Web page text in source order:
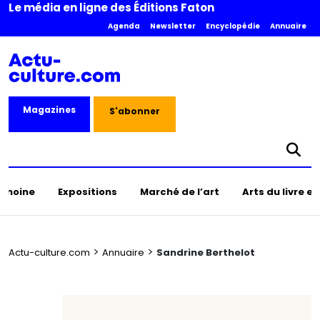
Le média en ligne des Éditions Faton
Agenda Newsletter Encyclopédie Annuaire
Magazines S'abonner
Expositions Marché de l’art Arts du livre
Actu-culture.com > Annuaire > Sandrine Berthelot